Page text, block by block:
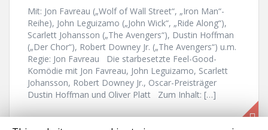
Mit: Jon Favreau („Wolf of Wall Street“, „Iron Man“-
Reihe), John Leguizamo („John Wick“, „Ride Along“),
Scarlett Johansson („The Avengers“), Dustin Hoffman
(„Der Chor“), Robert Downey Jr. („The Avengers“) u.m.
Regie: Jon Favreau Die starbesetzte Feel-Good-
Komödie mit Jon Favreau, John Leguizamo, Scarlett
Johansson, Robert Downey Jr., Oscar-Preisträger
Dustin Hoffman und Oliver Platt Zum Inhalt: […]